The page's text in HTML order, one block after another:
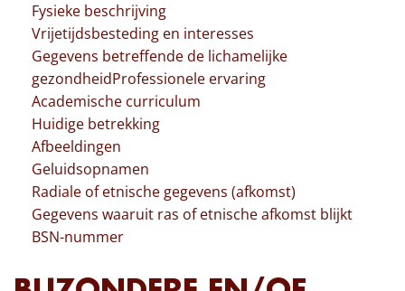
Fysieke beschrijving
Vrijetijdsbesteding en interesses
Gegevens betreffende de lichamelijke
gezondheidProfessionele ervaring
Academische curriculum
Huidige betrekking
Afbeeldingen
Geluidsopnamen
Radiale of etnische gegevens (afkomst)
Gegevens waaruit ras of etnische afkomst blijkt
BSN-nummer